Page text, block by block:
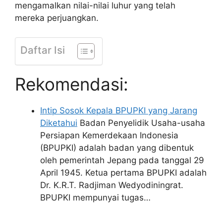
mengamalkan nilai-nilai luhur yang telah
mereka perjuangkan.
Daftar Isi
Rekomendasi:
Intip Sosok Kepala BPUPKI yang Jarang
Diketahui Badan Penyelidik Usaha-usaha
Persiapan Kemerdekaan Indonesia
(BPUPKI) adalah badan yang dibentuk
oleh pemerintah Jepang pada tanggal 29
April 1945. Ketua pertama BPUPKI adalah
Dr. K.R.T. Radjiman Wedyodiningrat.
BPUPKI mempunyai tugas…